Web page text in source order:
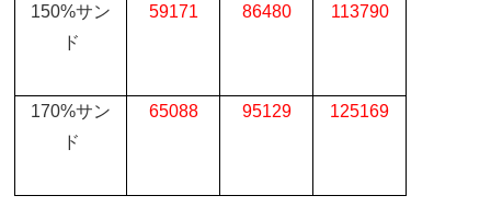
150%サン
ド
59171 86480 113790
170%サン
ド
65088 95129 125169